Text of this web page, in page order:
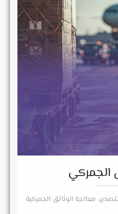
الجمركي
معالجة الوثائق الجمركية